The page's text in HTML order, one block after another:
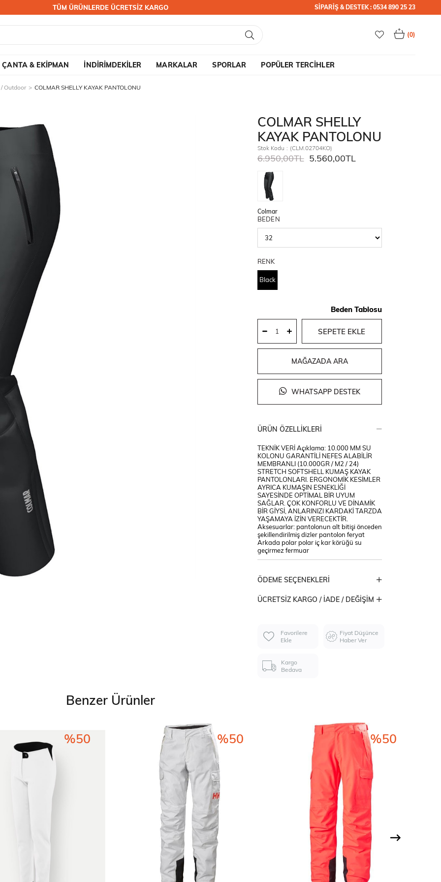
TÜM ÜRÜNLERDE ÜCRETSİZ KARGO SİPARİŞ & DESTEK : 0534 890 25 23
0
ÇANTA & EKİPMAN İNDİRİMDEKİLER MARKALAR SPORLAR POPÜLER TERCİHLER
Outdoor COLMAR SHELLY KAYAK PANTOLONU
COLMAR SHELLY
KAYAK PANTOLONU
Stok Kodu (CLM.02704KO)
6.950,00TL 5.560,00TL
Colmar
BEDEN
RENK
Black
Beden Tablosu
MAĞAZADA ARA
WHATSAPP DESTEK
ÜRÜN ÖZELLIKLERI
TEKNİK VERİ Açıklama: 10.000 MM SU
KOLONU GARANTİLİ NEFES ALABİLİR
MEMBRANLI (10.000GR / M2 / 24)
STRETCH SOFTSHELL KUMAŞ KAYAK
PANTOLONLARI. ERGONOMİK KESİMLER
AYRICA KUMAŞIN ESNEKLİĞİ
SAYESİNDE OPTİMAL BİR UYUM
SAĞLAR. ÇOK KONFORLU VE DİNAMİK
BİR GİYSİ, ANLARINIZI KARDAKİ TARZDA
YAŞAMAYA İZİN VERECEKTİR.
Aksesuarlar: pantolonun alt bitişi önceden
şekillendirilmiş dizler pantolon feryat
Arkada polar polar iç kar körüğü su
geçirmez fermuar
ÖDEME SEÇENEKLERI
ÜCRETSIZ KARGO / İADE / DEĞIŞIM
Favorilere
Ekle
Fiyat Düşünce
Haber Ver
Kargo
Bedava
Benzer Ürünler
%50 %50 %50